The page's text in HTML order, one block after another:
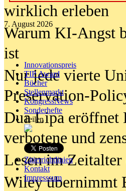
7. August 2026
Innovationspreis
TIP Award
Bücher
Stellenmarkt
KongressNews
Sonderhefte
Teilen
Zitierrichtlinien
Kontakt
Impresssum
wirklich erleben
Warum KI-Angst
ist
Nur jede vierte
Preservation-
Dua Lipa
verbotene und
Lesen im
Wiley übernimmt